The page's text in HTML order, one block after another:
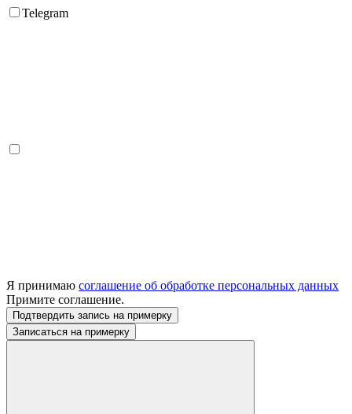
Telegram
Я принимаю соглашение об обработке персональных данных
Примите соглашение.
Подтвердить запись на примерку
Записаться на примерку